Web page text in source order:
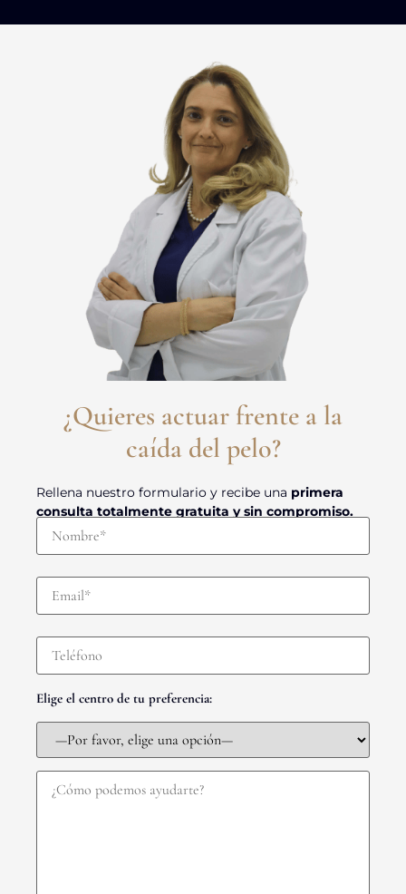
¿Quieres actuar frente a la
caída del pelo?
Rellena nuestro formulario y recibe una primera
consulta totalmente gratuita y sin compromiso.
Elige el centro de tu preferencia: